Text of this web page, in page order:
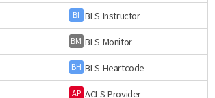
BI BLS Instructor
BM BLS Monitor
BH BLS Heartcode
AP ACLS Provider